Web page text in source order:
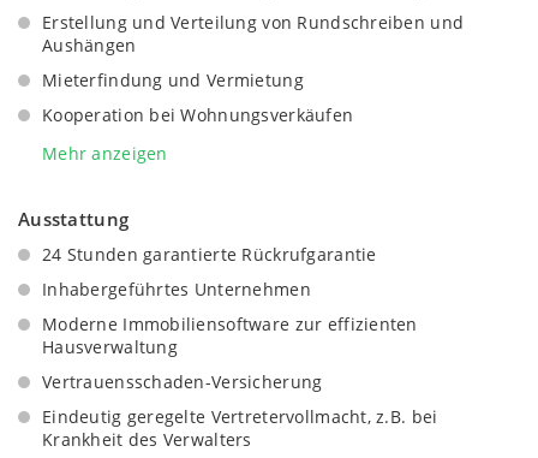
Erstellung und Verteilung von Rundschreiben und
Aushängen
Mieterfindung und Vermietung
Kooperation bei Wohnungsverkäufen
Handwerkerpool mit erfahrenen Handwerksbetrieben
Kooperationen mit Messdienstleistern
Protokollierte Objektbegehung vor
Eigentümerversammlungen mit Beiräten und
interessierten Eigentümern
Aufbereitung von Unterlagen für
Eigentümerversammlungen
Zeitnaher Versand übersichtlicher und
nachvollziehbarer Protokolle von
Eigentümerversammlungen
Mehr anzeigen
Ausstattung
24 Stunden garantierte Rückrufgarantie
Inhabergeführtes Unternehmen
Moderne Immobiliensoftware zur effizienten
Hausverwaltung
Vertrauensschaden-Versicherung
Eindeutig geregelte Vertretervollmacht, z.B. bei
Krankheit des Verwalters